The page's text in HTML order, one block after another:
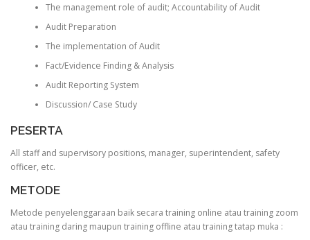
The management role of audit; Accountability of Audit
Audit Preparation
The implementation of Audit
Fact/Evidence Finding & Analysis
Audit Reporting System
Discussion/ Case Study
PESERTA
All staff and supervisory positions, manager, superintendent, safety
officer, etc.
METODE
Metode penyelenggaraan baik secara training online atau training zoom
atau training daring maupun training offline atau training tatap muka :